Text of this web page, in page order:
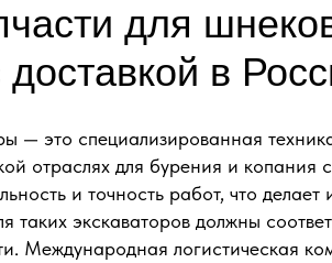
для
доставкой в
— это специализированная
отраслях для бурения и
и точность работ, что
таких экскаваторов должны
Международная логистическая